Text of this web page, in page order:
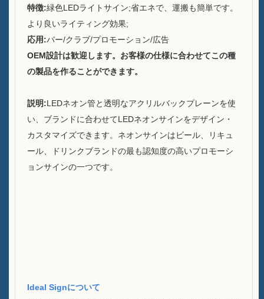
私たちが提供したブランド
私たちのチーム
ケースE LEDスクーアアイス
バケツ
ケースA酒瓶ディスプレイ
特徴:緑色LEDライトサイン;省エネで、運搬も簡単です。
より良いライティング効果;
応用:バー/クラブ/プロモーション/広告
OEM設計は歓迎します。お客様の仕様に合わせてこの種
の製品を作ることができます。
説明:LEDネオン管と透明なアクリルバックプレーンを使
い、ブランドに合わせてLEDネオンサインをデザイン・
カスタマイズできます。ネオンサインはビール、リキュ
ール、ドリンクブランドの最も認知度の高いプロモーシ
ョンサインの一つです。
Ideal Signについて